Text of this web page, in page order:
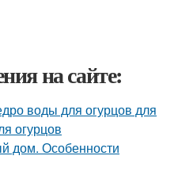
на сайте:
воды для огурцов для
огурцов
дом. Особенности